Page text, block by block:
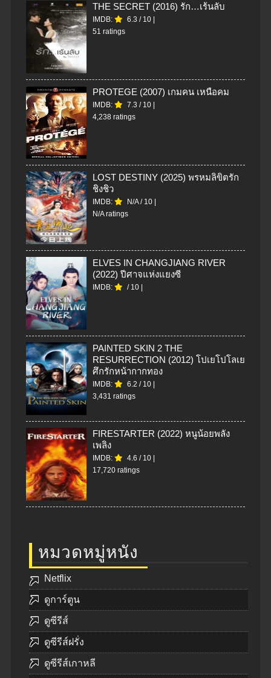
THE SECRET (2016) รัก…เร้นลับ
IMDB: 6.3 / 10 |
51 ratings
PROTEGE (2007) เกมคน เหนือคม
IMDB: 7.3 / 10 |
4,238 ratings
LOST DESTINY (2025) พรหมลิขิตรัก
ชิงชิว
IMDB: N/A/ 10 |
N/A ratings
ELVES IN CHANGJIANG RIVER
(2022) ปีศาจแห่งแยงซี
IMDB: / 10 |
PAINTED SKIN 2 THE
RESURRECTION (2012) โปเยโปโลเย
ศึกรักหน้ากากทอง
IMDB: 6.2 / 10 |
3,431 ratings
FIRESTARTER (2022) หนูน้อยพลัง
เพลิง
IMDB: 4.6 / 10 |
17,720 ratings
หมวดหมู่หนัง
Netflix
ดูการ์ตูน
ดูซีรีส์
ดูซีรีส์ฝรั่ง
ดูซีรีส์เกาหลี